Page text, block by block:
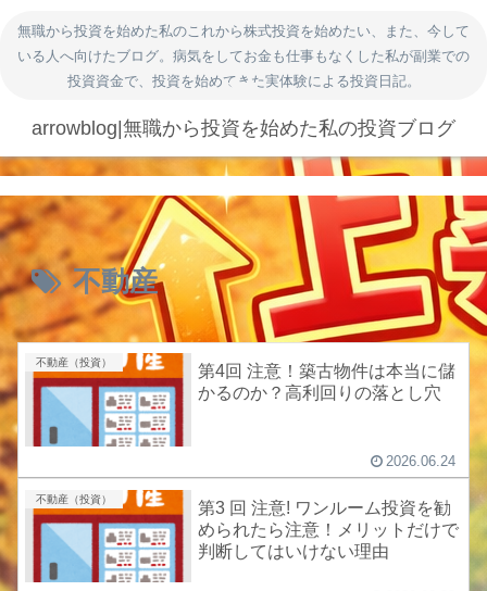
無職から投資を始めた私のこれから株式投資を始めたい、また、今して
いる人へ向けたブログ。病気をしてお金も仕事もなくした私が副業での
投資資金で、投資を始めてきた実体験による投資日記。
arrowblog|無職から投資を始めた私の投資ブログ
不動産
不動産（投資）
第4回 注意！築古物件は本当に儲
かるのか？高利回りの落とし穴
2026.06.24
不動産（投資）
第3 回 注意! ワンルーム投資を勧
められたら注意！メリットだけで
判断してはいけない理由